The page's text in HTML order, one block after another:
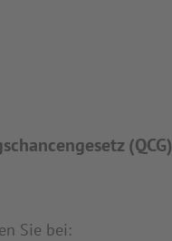
(QCG)
Sie bei: